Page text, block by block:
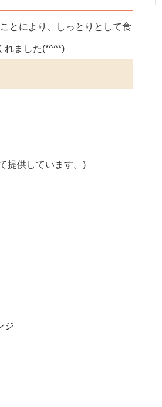
とにより、しっとりとして食
れました(*^^*)
提供しています。)
ジ